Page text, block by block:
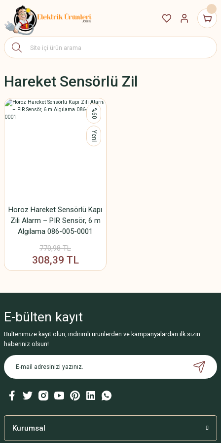
Hareket Sensörlü Zil
%60
Yeni
Horoz Hareket Sensörlü Kapı
Zili Alarm – PIR Sensör, 6 m
Algılama 086-005-0001
770,98 TL
308,39 TL
E-bülten kayıt
Bültenimize kayıt olun, indirimli ürünlerden ve kampanyalardan ilk sizin
haberiniz olsun!
Kurumsal